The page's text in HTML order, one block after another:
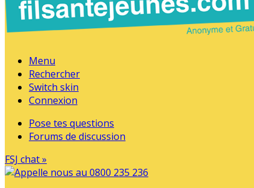
Menu
Rechercher
Switch skin
Connexion
Pose tes questions
Forums de discussion
FSJ chat »